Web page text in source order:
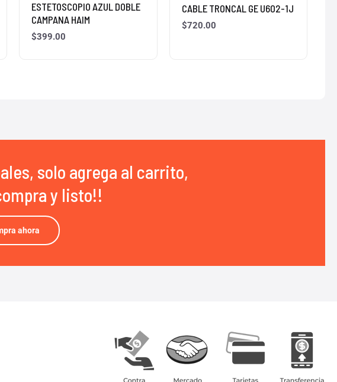
ESTETOSCOPIO AZUL DOBLE
CAMPANA HAIM
$399.00
CABLE TRONCAL GE U602-1J
$720.00
solo agrega al carrito,
y listo!!
ahora